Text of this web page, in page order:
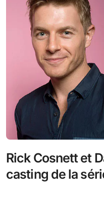
Rick Cosnett et
casting de la